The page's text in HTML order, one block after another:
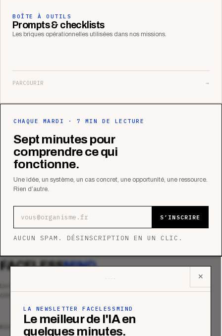
BOÎTE À OUTILS
Prompts & checklists
Les briques opérationnelles utilisées dans nos missions.
PARCOURIR →
CHAQUE MARDI · 7 MIN DE LECTURE
Sept minutes pour
comprendre ce qui
fonctionne.
Une idée, un système, un cas concret, une opportunité, une ressource.
Rien d’autre.
S’INSCRIRE
AUCUN SPAM. DÉSINSCRIPTION EN UN CLIC.
✕
LA NEWSLETTER FACELESSMIND
Le meilleur de l'IA en
quelques minutes.
FACELESSMIND
Le média qui mesurent la performance
commerciale des organismes de formation.
MAGAZINE